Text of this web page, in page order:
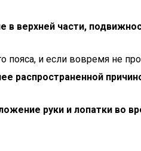
в верхней части,
пояса, и если вовремя не
распространенной
руки и лопатки во